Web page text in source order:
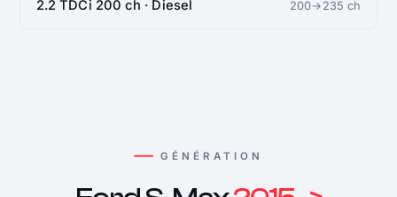
2.2 TDCi 200 ch · Diesel 200→235 ch
GÉNÉRATION